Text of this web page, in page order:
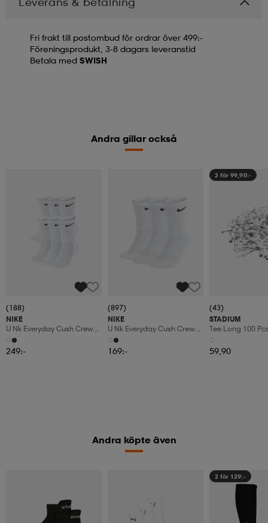
Fri frakt till postombud för ordrar över 499:-
Föreningsprodukt, 3-8 dagars leveranstid
Betala med SWISH
Andra gillar också
(188)
NIKE
U Nk Everyday Cush Crew
6pr-Bd
249:-
(897)
NIKE
U Nk Everyday Cush Crew
3pr
169:-
2 för 99,90:-
(43)
STADIUM
Tee Long 100
59,90
Andra köpte även
2 för 129:-